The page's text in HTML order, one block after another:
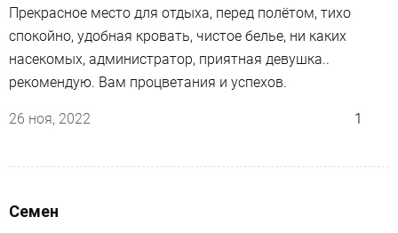
Прекрасное место для отдыха, перед полётом, тихо
спокойно, удобная кровать, чистое белье, ни каких
насекомых, администратор, приятная девушка..
рекомендую. Вам процветания и успехов.
26 ноя, 2022 1
Семен